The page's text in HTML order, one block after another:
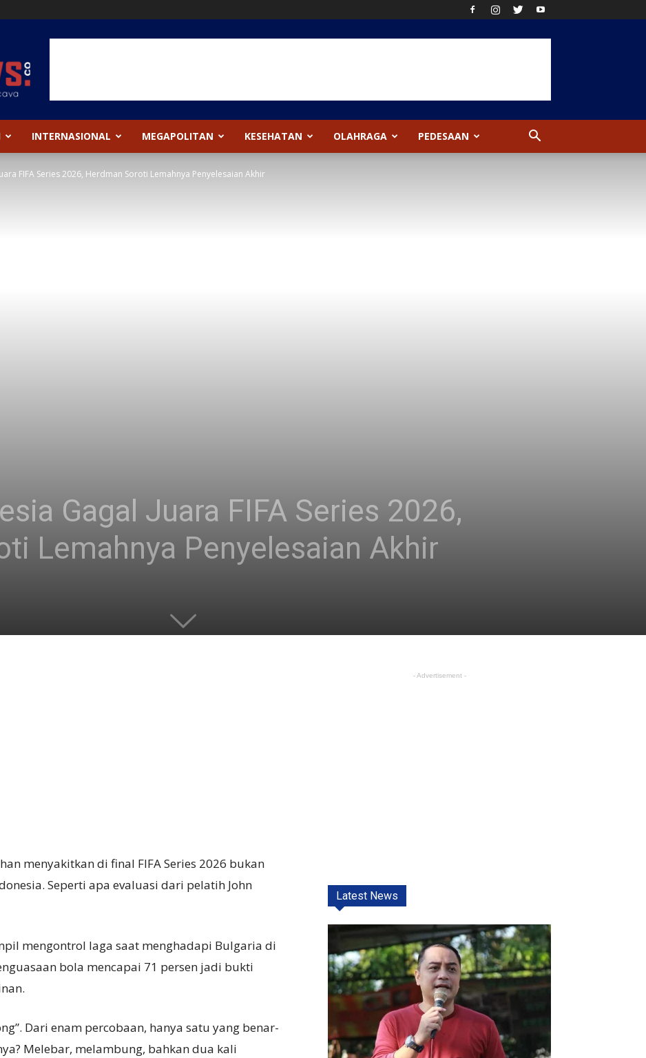
INTERNASIONAL MEGAPOLITAN KESEHATAN OLAHRAGA PEDESAAN
FIFA Series 2026, Herdman Soroti Lemahnya Penyelesaian Akhir
Gagal Juara FIFA Series 2026,
Lemahnya Penyelesaian Akhir
menyakitkan di final FIFA Series 2026 bukan
Seperti apa evaluasi dari pelatih John
mengontrol laga saat menghadapi Bulgaria di
bola mencapai 71 persen jadi bukti
Dari enam percobaan, hanya satu yang benar-
Melebar, melambung, bahkan dua kali
- Advertisement -
Latest News